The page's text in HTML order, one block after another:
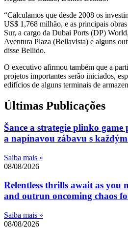
“Calculamos que desde 2008 os
US$ 1,768 milhão, e as principais
Sur, a cargo da Dubai Ports (DP)
Aventura Plaza (Bellavista) e alguns
disse Bellido.
O executivo afirmou também que a
projetos importantes serão iniciados,
edifícios de alguns terminais de
Últimas Publicações
Šance a strategie plinko
a napínavou zábavu s
Saiba mais »
08/08/2026
Relentless thrills await as you
and outrun oncoming chaos
Saiba mais »
08/08/2026